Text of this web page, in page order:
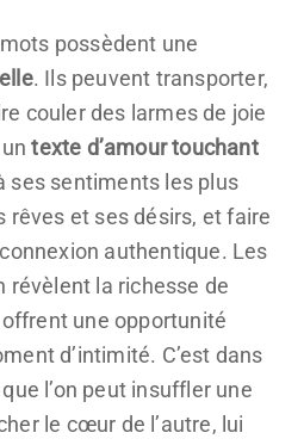
mots possèdent une
. Ils peuvent transporter,
couler des larmes de joie
untexte d’amour touchant
ses sentiments les plus
rêves et ses désirs, et faire
connexion authentique. Les
révèlent la richesse de
une opportunité
d’intimité. C’est dans
l’on peut insuffler une
le cœur de l’autre, lui